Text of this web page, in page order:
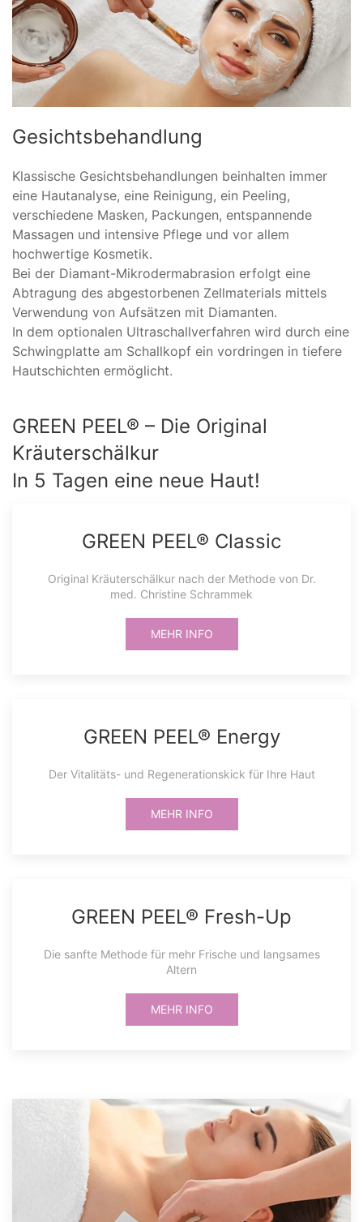
Gesichtsbehandlung
Klassische Gesichtsbehandlungen beinhalten immer
eine Hautanalyse, eine Reinigung, ein Peeling,
verschiedene Masken, Packungen, entspannende
Massagen und intensive Pflege und vor allem
hochwertige Kosmetik.
Bei der Diamant-Mikrodermabrasion erfolgt eine
Abtragung des abgestorbenen Zellmaterials mittels
Verwendung von Aufsätzen mit Diamanten.
In dem optionalen Ultraschallverfahren wird durch eine
Schwingplatte am Schallkopf ein vordringen in tiefere
Hautschichten ermöglicht.
GREEN PEEL® – Die Original
Kräuterschälkur
In 5 Tagen eine neue Haut!
GREEN PEEL® Classic
Original Kräuterschälkur nach der Methode von Dr.
med. Christine Schrammek
MEHR INFO
GREEN PEEL® Energy
Der Vitalitäts- und Regenerationskick für Ihre Haut
MEHR INFO
GREEN PEEL® Fresh-Up
Die sanfte Methode für mehr Frische und langsames
Altern
MEHR INFO